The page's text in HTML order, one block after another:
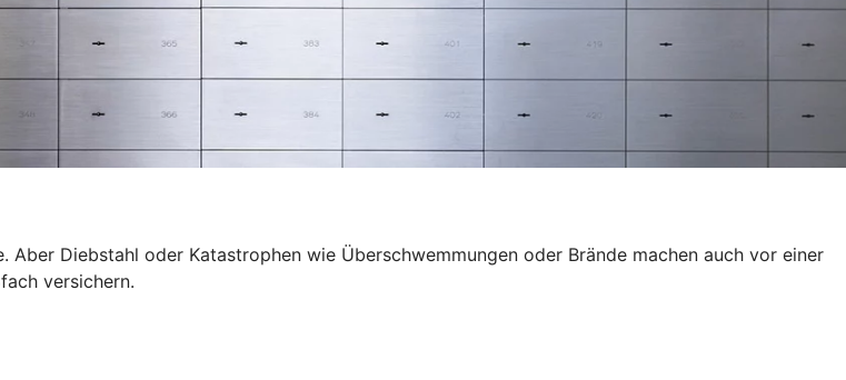
Diebstahl oder Katastrophen wie Überschwemmungen oder Brände machen auch vor einer
versichern.